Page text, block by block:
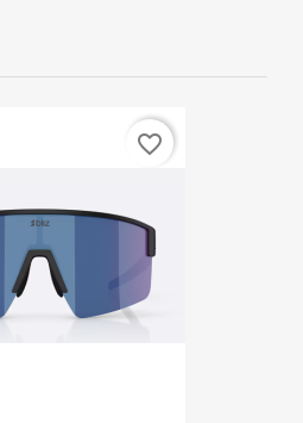
favorite_border